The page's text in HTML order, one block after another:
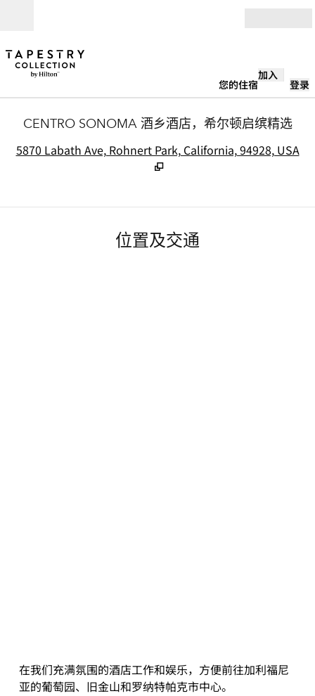
您的住宿
加入
登录
CENTRO SONOMA 酒乡酒店，希尔顿启缤精选
5870 Labath Ave, Rohnert Park, California, 94928, USA
位置及交通
在我们充满氛围的酒店工作和娱乐，方便前往加利福尼
亚的葡萄园、旧金山和罗纳特帕克市中心。